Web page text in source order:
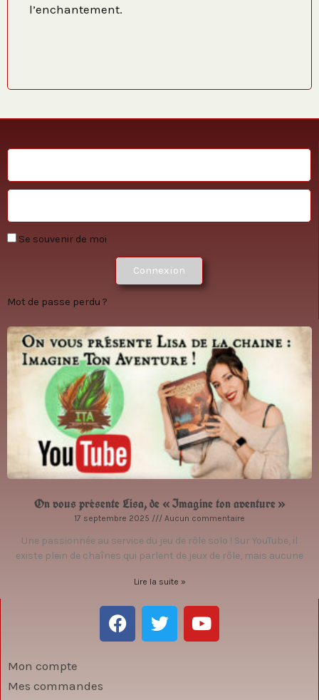
l’enchantement.
Se souvenir de moi
Connexion
Mot de passe perdu ?
On vous présente Lisa, de « Imagine ton aventure »
17 septembre 2025 Aucun commentaire
Une passionnée au service du jeu de rôle solo ! Sur YouTube, il
existe plein de chaînes qui parlent de jeux de rôle, mais aucune
Lire la suite »
F
a
T
w
Y
o
Mon compte
Mes commandes